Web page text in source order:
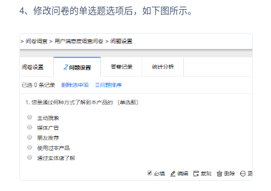
4、修改问卷的单选题选项后，如下图所示。